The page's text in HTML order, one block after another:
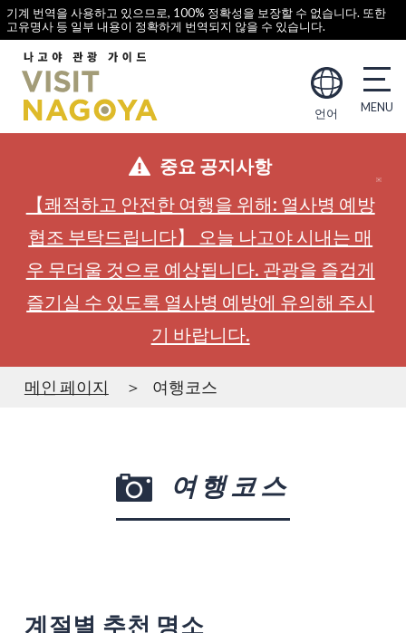
기계 번역을 사용하고 있으므로, 100% 정확성을 보장할 수 없습니다. 또한
고유명사 등 일부 내용이 정확하게 번역되지 않을 수 있습니다.
언어
중요 공지사항
【쾌적하고 안전한 여행을 위해: 열사병 예방
협조 부탁드립니다】 오늘 나고야 시내는 매
우 무더울 것으로 예상됩니다. 관광을 즐겁게
즐기실 수 있도록 열사병 예방에 유의해 주시
기 바랍니다.
메인 페이지 여행코스
여행코스
계절별 추천 명소